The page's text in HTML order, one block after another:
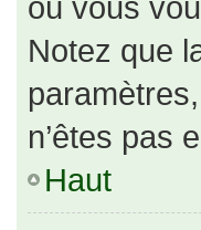
Notez que
n’êtes pas
Haut